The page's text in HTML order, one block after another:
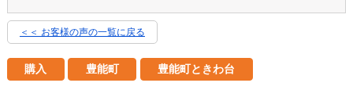
＜＜ お客様の声の一覧に戻る
購入 豊能町 豊能町ときわ台